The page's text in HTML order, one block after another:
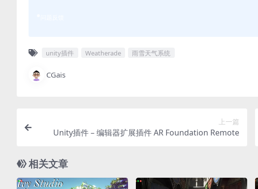
unity插件 Weatherade 雨雪天气系统
CGais
上一篇
Unity插件 – 编辑器扩展插件 AR Foundation Remote
相关文章